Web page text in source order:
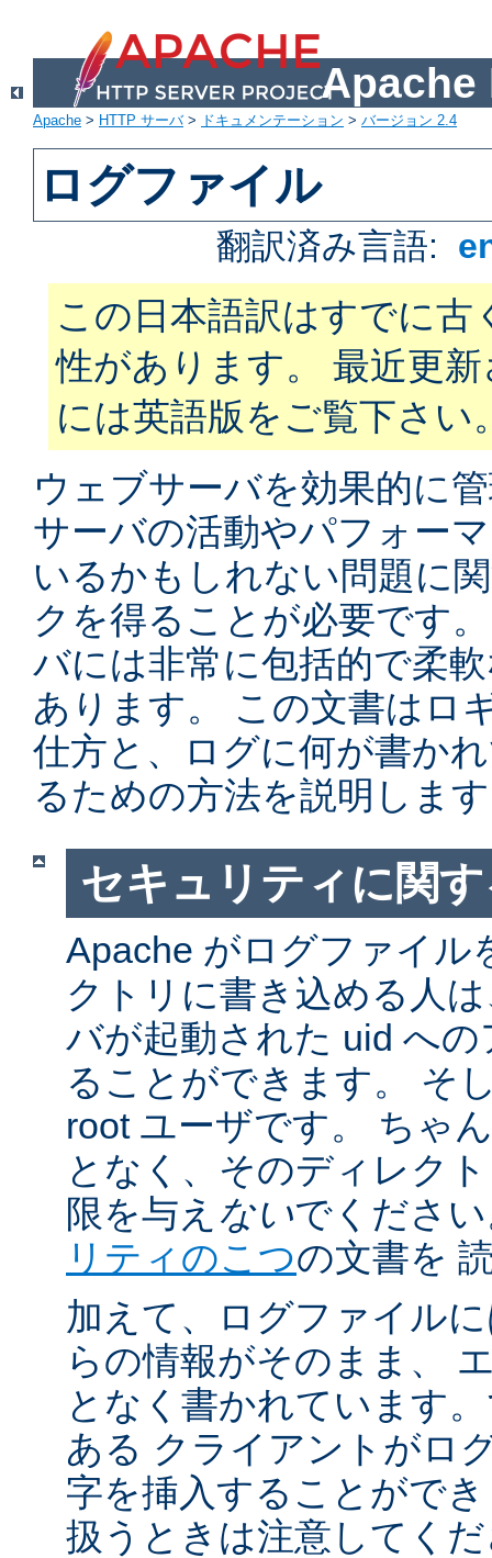
Apache
Apache > HTTP サーバ> ドキュメンテーション > バージョン 2.4
ログファイル
翻訳済み言語:
この日本語訳はすでに古
性があります。 最近更
には英語版をご覧下さい
ウェブサーバを効果的に
サーバの活動やパフォー
いるかもしれない問題に
クを得ることが必要です
バには非常に包括的で柔
あります。 この文書はロ
仕方と、ログに何が書か
るための方法を説明しま
セキュリティに関
Apache がログファイル
クトリに書き込める人
バが起動された uid へ
ることができます。 そ
root ユーザです。 ちゃ
となく、そのディレク
限を与え ないでくださ
リティのこつの文書を
加えて、ログファイル
らの情報がそのまま、
となく書かれています
ある クライアントがロ
字を挿入することがで
扱うときは注意してく